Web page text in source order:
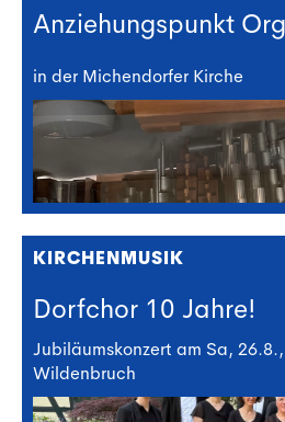
Anziehungspunkt
in der Michendorfer Kirche
KIRCHENMUSIK
Dorfchor 10 Jahre!
Jubiläumskonzert am Sa,
Wildenbruch